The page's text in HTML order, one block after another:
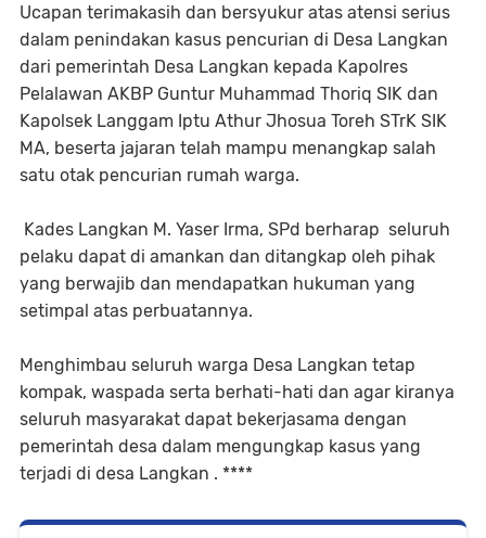
Ucapan terimakasih dan bersyukur atas atensi serius
dalam penindakan kasus pencurian di Desa Langkan
dari pemerintah Desa Langkan kepada Kapolres
Pelalawan AKBP Guntur Muhammad Thoriq SIK dan
Kapolsek Langgam Iptu Athur Jhosua Toreh STrK SIK
MA, beserta jajaran telah mampu menangkap salah
satu otak pencurian rumah warga.
Kades Langkan M. Yaser Irma, SPd berharap seluruh
pelaku dapat di amankan dan ditangkap oleh pihak
yang berwajib dan mendapatkan hukuman yang
setimpal atas perbuatannya.
Menghimbau seluruh warga Desa Langkan tetap
kompak, waspada serta berhati-hati dan agar kiranya
seluruh masyarakat dapat bekerjasama dengan
pemerintah desa dalam mengungkap kasus yang
terjadi di desa Langkan . ****